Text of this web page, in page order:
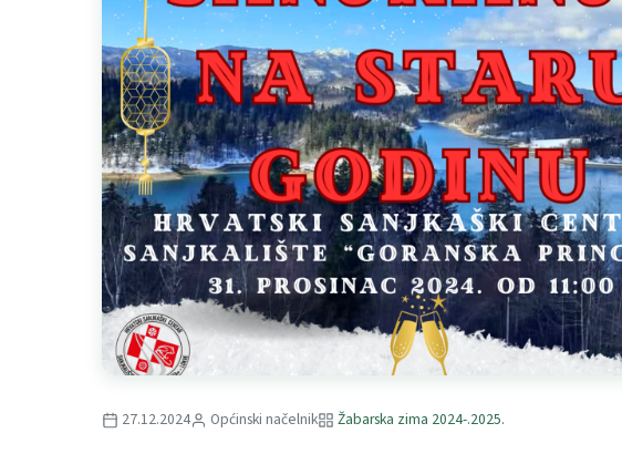
27.12.2024 Općinski načelnik Žabarska zima 2024-.2025.